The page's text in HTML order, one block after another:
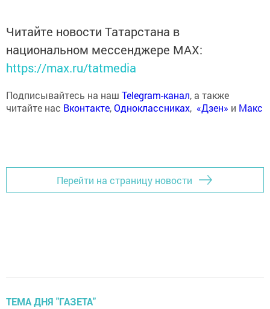
Читайте новости Татарстана в
национальном мессенджере MАХ:
https://max.ru/tatmedia
Подписывайтесь на наш Telegram-канал, а также
читайте нас Вконтакте,Одноклассниках, «Дзен» и Макс
Перейти на страницу новости
ТЕМА ДНЯ "ГАЗЕТА"